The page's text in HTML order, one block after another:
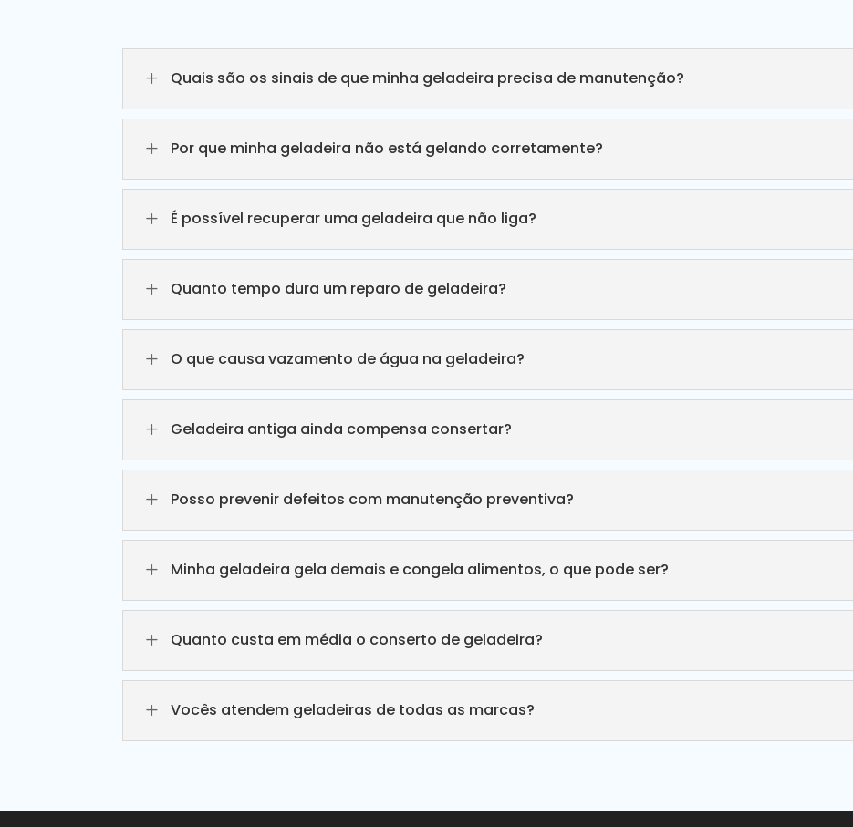
L Quais são os sinais de que minha geladeira precisa de manutenção?
L Por que minha geladeira não está gelando corretamente?
L É possível recuperar uma geladeira que não liga?
L Quanto tempo dura um reparo de geladeira?
L O que causa vazamento de água na geladeira?
L Geladeira antiga ainda compensa consertar?
L Posso prevenir defeitos com manutenção preventiva?
L Minha geladeira gela demais e congela alimentos, o que pode ser?
L Quanto custa em média o conserto de geladeira?
L Vocês atendem geladeiras de todas as marcas?